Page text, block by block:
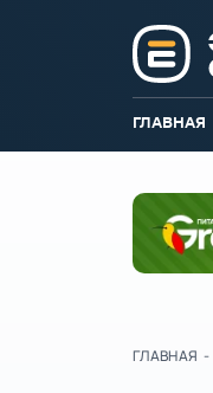
ГЛАВНАЯ
ГЛАВНАЯ -